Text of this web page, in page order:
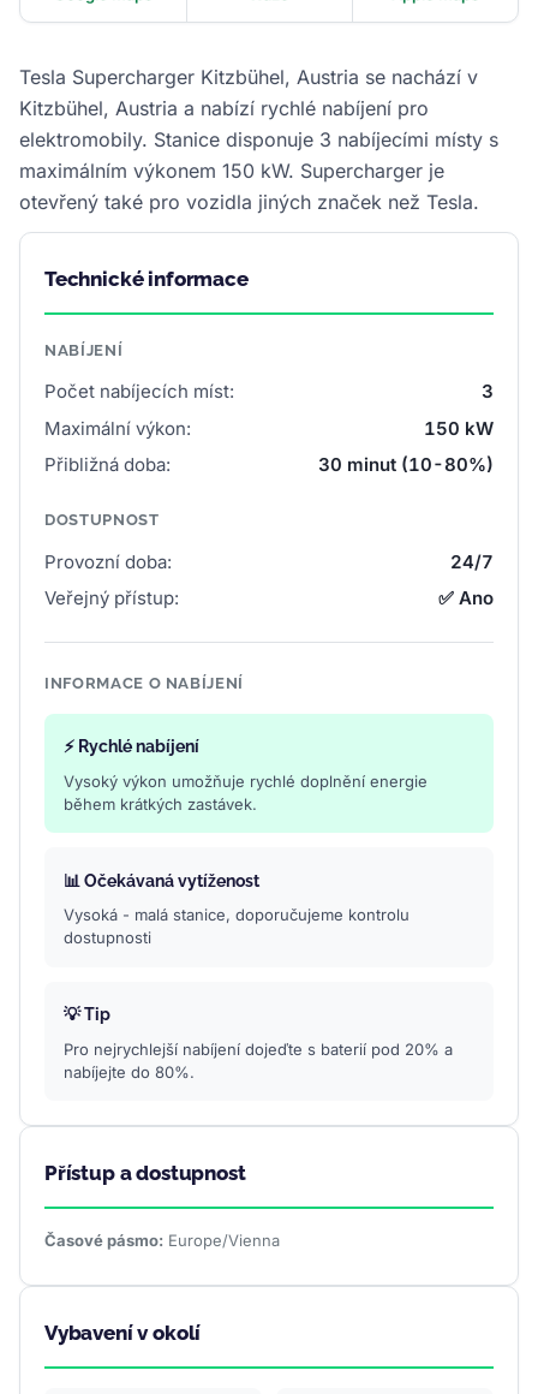
Tesla Supercharger Kitzbühel, Austria se nachází v
Kitzbühel, Austria a nabízí rychlé nabíjení pro
elektromobily. Stanice disponuje 3 nabíjecími místy s
maximálním výkonem 150 kW. Supercharger je
otevřený také pro vozidla jiných značek než Tesla.
Technické informace
NABÍJENÍ
Počet nabíjecích míst:
3
Maximální výkon:
150 kW
Přibližná doba:
30 minut (10-80%)
DOSTUPNOST
Provozní doba:
24/7
Veřejný přístup:
✅ Ano
INFORMACE O NABÍJENÍ
⚡ Rychlé nabíjení
Vysoký výkon umožňuje rychlé doplnění energie
během krátkých zastávek.
📊 Očekávaná vytíženost
Vysoká - malá stanice, doporučujeme kontrolu
dostupnosti
💡 Tip
Pro nejrychlejší nabíjení dojeďte s baterií pod 20% a
nabíjejte do 80%.
Přístup a dostupnost
Časové pásmo: Europe/Vienna
Vybavení v okolí